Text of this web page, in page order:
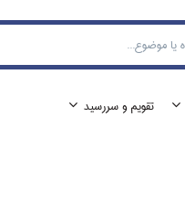
تقويم و سررسيد